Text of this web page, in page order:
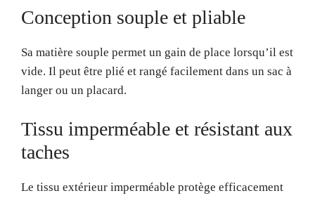
Conception souple et pliable
Sa matière souple permet un gain de place lorsqu’il est
vide. Il peut être plié et rangé facilement dans un sac à
langer ou un placard.
Tissu imperméable et résistant aux
taches
Le tissu extérieur imperméable protège efficacement